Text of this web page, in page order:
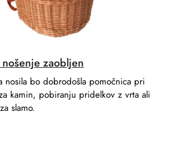
zaobljen
nosila bo dobrodošla pomočnica pri
kamin, pobiranju pridelkov z vrta ali
slamo.